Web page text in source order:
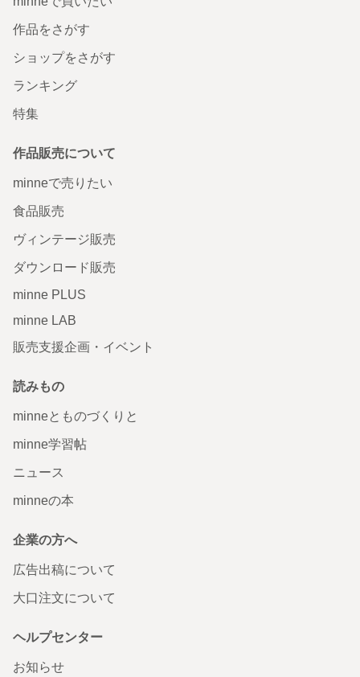
作品をさがす
ショップをさがす
ランキング
特集
作品販売について
minneで売りたい
食品販売
ヴィンテージ販売
ダウンロード販売
minne PLUS
minne LAB
販売支援企画・イベント
読みもの
minneとものづくりと
minne学習帖
ニュース
minneの本
企業の方へ
広告出稿について
大口注文について
ヘルプセンター
お知らせ